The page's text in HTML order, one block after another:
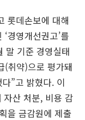
롯데손보에 대해
경영개선권고’를
말 기준 경영실태
(취약)으로 평가돼
”고 밝혔다. 이
자산 처분, 비용 감
을 금감원에 제출